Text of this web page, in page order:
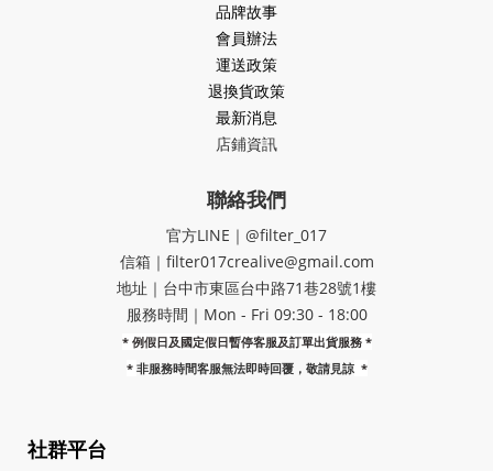
品牌故事
會員辦法
運送政策
退換貨政策
最新消息
店鋪資訊
聯絡我們
官方LINE｜@filter_017
信箱｜filter017crealive@gmail.com
地址｜​台中市東區台中路71巷28號1樓
服務時間｜Mon - Fri 09:30 - 18:00
* 例假日及國定假日暫停客服及訂單出貨服務 *
* 非服務時間客服無法即時回覆，敬請見諒 *
社群平台